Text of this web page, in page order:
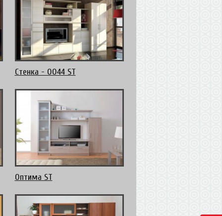
Стенка - 0044 ST
Оптима ST